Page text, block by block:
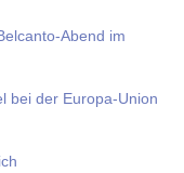
Abend im
bei der Europa-Union